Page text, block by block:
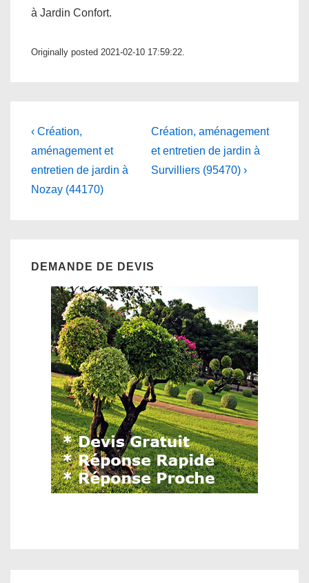
à Jardin Confort.
Originally posted 2021-02-10 17:59:22.
Navigation
de
l’article
Previous
Post
is
‹ Création,
aménagement et
entretien de jardin à
Nozay (44170)
Next
Post
is
Création, aménagement
et entretien de jardin à
Survilliers (95470) ›
DEMANDE DE DEVIS